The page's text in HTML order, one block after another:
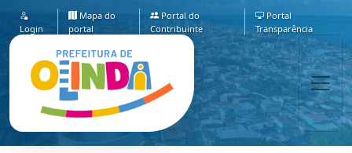
Login
Mapa do
portal
Portal do
Contribuinte
Portal
Transparência